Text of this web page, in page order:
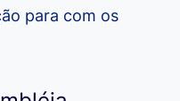
para com os